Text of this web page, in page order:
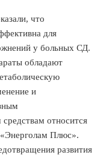
что
для
у больных СД.
обладают
и
относится
«Энерголам Плюс».
развития